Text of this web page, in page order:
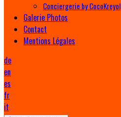
Conciergerie by CocoKreyol
Galerie Photos
Contact
Mentions Légales
de
en
es
fr
it